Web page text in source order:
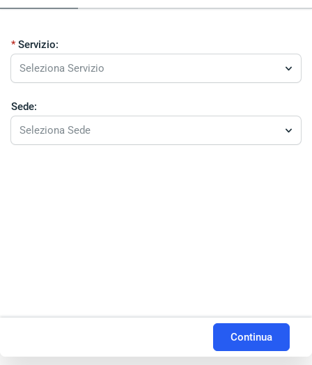
Servizio:
Seleziona Servizio
Sede:
Seleziona Sede
Continua